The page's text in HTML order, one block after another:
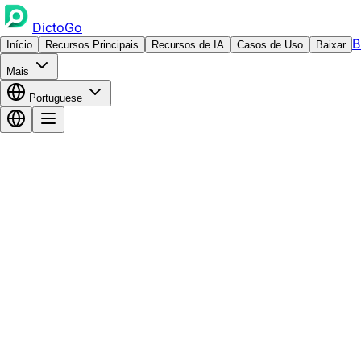
DictoGo
Início Recursos Principais Recursos de IA Casos de Uso Baixar
Mais
Portuguese